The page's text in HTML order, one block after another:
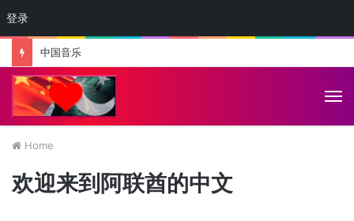
中国音乐
Home
欢迎来到阿联酋的中文
登录